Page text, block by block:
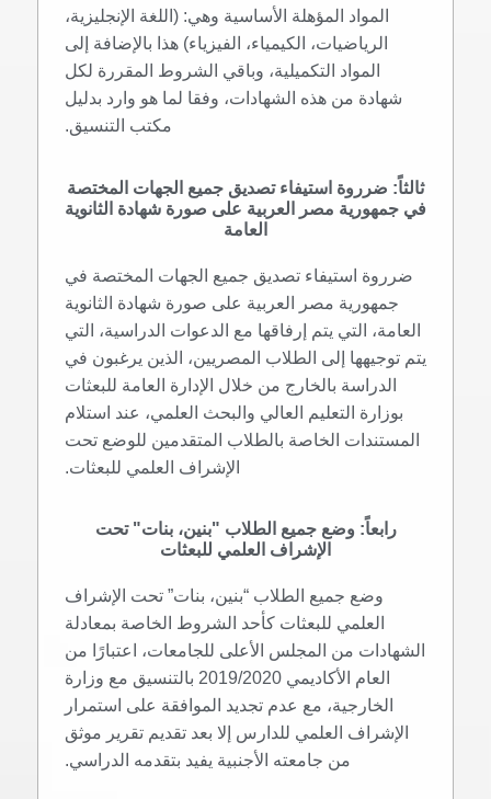
المواد المؤهلة الأساسية وهي: (اللغة الإنجليزية،
الرياضيات، الكيمياء، الفيزياء) هذا بالإضافة إلى
المواد التكميلية، وباقي الشروط المقررة لكل
شهادة من هذه الشهادات، وفقا لما هو وارد بدليل
مكتب التنسيق.
ثالثاً: ضرروة استيفاء تصديق جميع الجهات المختصة
في جمهورية مصر العربية على صورة شهادة الثانوية
العامة
ضرروة استيفاء تصديق جميع الجهات المختصة في
جمهورية مصر العربية على صورة شهادة الثانوية
العامة، التي يتم إرفاقها مع الدعوات الدراسية، التي
يتم توجيهها إلى الطلاب المصريين، الذين يرغبون في
الدراسة بالخارج من خلال الإدارة العامة للبعثات
بوزارة التعليم العالي والبحث العلمي، عند استلام
المستندات الخاصة بالطلاب المتقدمين للوضع تحت
الإشراف العلمي للبعثات.
رابعاً: وضع جميع الطلاب "بنين، بنات" تحت
الإشراف العلمي للبعثات
وضع جميع الطلاب “بنين، بنات” تحت الإشراف
العلمي للبعثات كأحد الشروط الخاصة بمعادلة
الشهادات من المجلس الأعلى للجامعات، اعتبارًا من
العام الأكاديمي 2019/2020 بالتنسيق مع وزارة
الخارجية، مع عدم تجديد الموافقة على استمرار
الإشراف العلمي للدارس إلا بعد تقديم تقرير موثق
من جامعته الأجنبية يفيد بتقدمه الدراسي.